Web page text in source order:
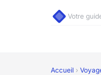
Votre
Accueil ›